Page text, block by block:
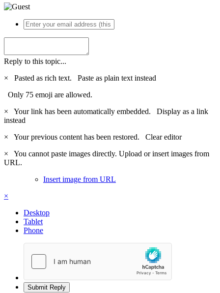
Reply to this topic...
×
Pasted as rich text. Paste as plain text instead
Only 75 emoji are allowed.
×
Your link has been automatically embedded. Display as a link
instead
×
Your previous content has been restored. Clear editor
×
You cannot paste images directly. Upload or insert images from
URL.
Insert image from URL
×
Desktop
Tablet
Phone
Submit Reply